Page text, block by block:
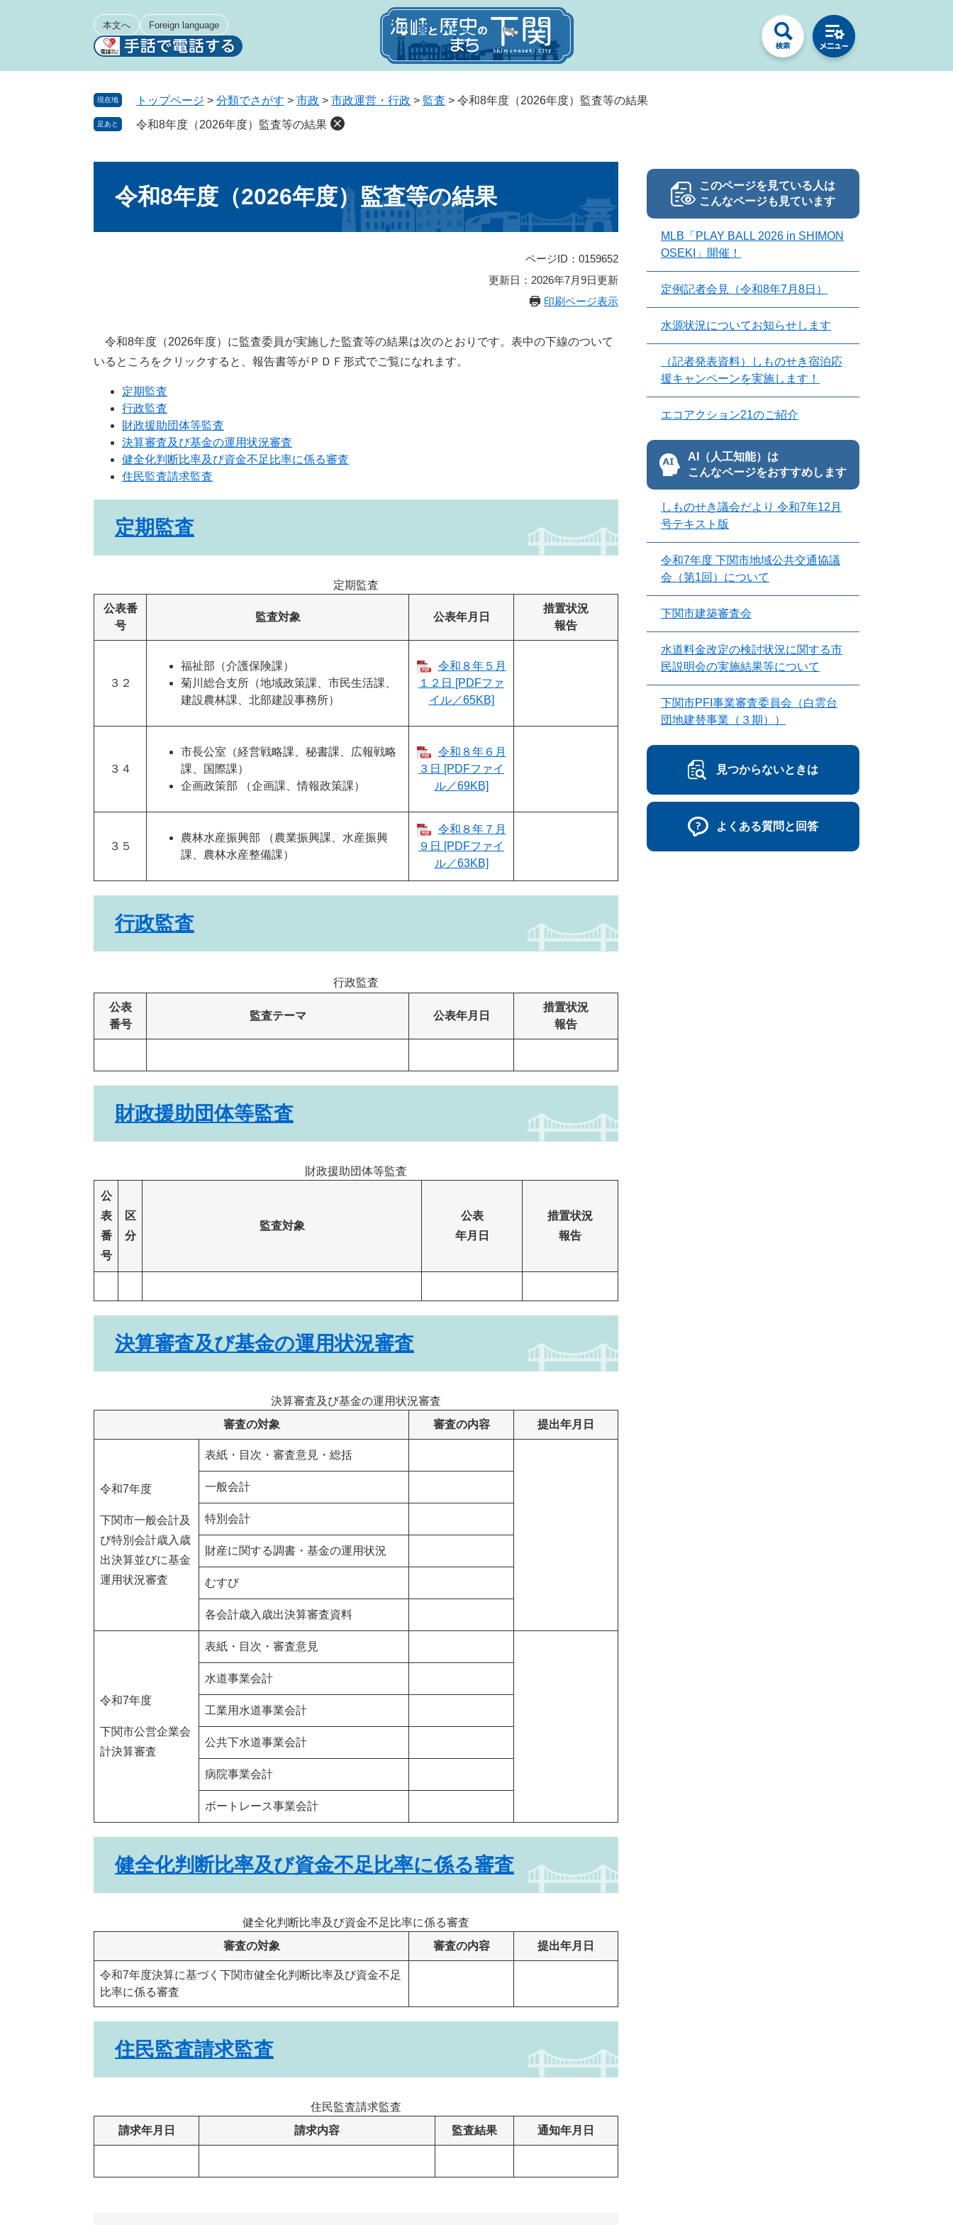
本文へ Foreign language
現在地 トップページ > 分類でさがす > 市政 > 市政運営・行政 > 監査 > 令和8年度（2026年度）監査等の結果
足あと 令和8年度（2026年度）監査等の結果
令和8年度（2026年度）監査等の結果
ページID：0159652
更新日：2026年7月9日更新
印刷ページ表示
令和8年度（2026年度）に監査委員が実施した監査等の結果は次のとおりです。表中の下線のついて
いるところをクリックすると、報告書等がＰＤＦ形式でご覧になれます。
定期監査
行政監査
財政援助団体等監査
決算審査及び基金の運用状況審査
健全化判断比率及び資金不足比率に係る審査
住民監査請求監査
定期監査
定期監査
公表番
号
監査対象 公表年月日
措置状況
報告
３２
福祉部（介護保険課）
菊川総合支所（地域政策課、市民生活課、
建設農林課、北部建設事務所）
令和８年５月
１２日 [PDFファ
イル／65KB]
３４
市長公室（経営戦略課、秘書課、広報戦略
課、国際課）
企画政策部 （企画課、情報政策課）
令和８年６月
３日 [PDFファイ
ル／69KB]
３５
農林水産振興部 （農業振興課、水産振興
課、農林水産整備課）
令和８年７月
９日 [PDFファイ
ル／63KB]
行政監査
行政監査
公表
番号
監査テーマ 公表年月日
措置状況
報告
財政援助団体等監査
財政援助団体等監査
公
表
番
号
区
分
監査対象
公表
年月日
措置状況
報告
決算審査及び基金の運用状況審査
決算審査及び基金の運用状況審査
審査の対象
審査の内容 提出年月日
令和7年度
下関市一般会計及
び特別会計歳入歳
出決算並びに基金
運用状況審査
表紙・目次・審査意見・総括
一般会計
特別会計
財産に関する調書・基金の運用状況
むすび
各会計歳入歳出決算審査資料
令和7年度
下関市公営企業会
計決算審査
表紙・目次・審査意見
水道事業会計
工業用水道事業会計
公共下水道事業会計
病院事業会計
ボートレース事業会計
健全化判断比率及び資金不足比率に係る審査
健全化判断比率及び資金不足比率に係る審査
審査の対象
審査の内容 提出年月日
令和7年度決算に基づく下関市健全化判断比率及び資金不足
比率に係る審査
住民監査請求監査
住民監査請求監査
請求年月日
請求内容 監査結果 通知年月日
このページを見ている人は
こんなページも見ています
MLB「PLAY BALL 2026 in SHIMON
OSEKI」開催！
定例記者会見（令和8年7月8日）
水源状況についてお知らせします
（記者発表資料）しものせき宿泊応
援キャンペーンを実施します！
エコアクション21のご紹介
AI（人工知能）は
こんなページをおすすめします
しものせき議会だより 令和7年12月
号テキスト版
令和7年度 下関市地域公共交通協議
会（第1回）について
下関市建築審査会
水道料金改定の検討状況に関する市
民説明会の実施結果等について
下関市PFI事業審査委員会（白雲台
団地建替事業（３期））
見つからないときは
よくある質問と回答